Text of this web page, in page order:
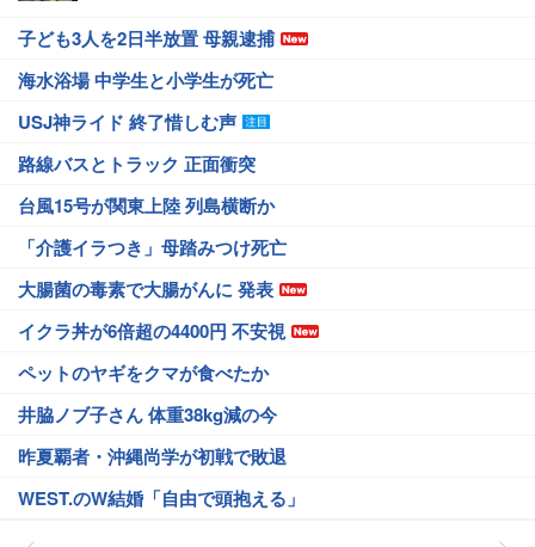
子ども3人を2日半放置 母親逮捕
海水浴場 中学生と小学生が死亡
USJ神ライド 終了惜しむ声
路線バスとトラック 正面衝突
台風15号が関東上陸 列島横断か
「介護イラつき」母踏みつけ死亡
大腸菌の毒素で大腸がんに 発表
イクラ丼が6倍超の4400円 不安視
ペットのヤギをクマが食べたか
井脇ノブ子さん 体重38kg減の今
昨夏覇者・沖縄尚学が初戦で敗退
WEST.のW結婚「自由で頭抱える」